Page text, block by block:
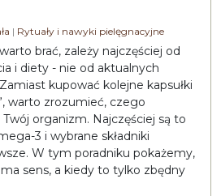
| Rytuały i nawyki pielęgnacyjne
brać, zależy najczęściej od
i diety - nie od aktualnych
kupować kolejne kapsułki
warto zrozumieć, czego
organizm. Najczęściej są to
3 i wybrane składniki
W tym poradniku pokażemy,
sens, a kiedy to tylko zbędny